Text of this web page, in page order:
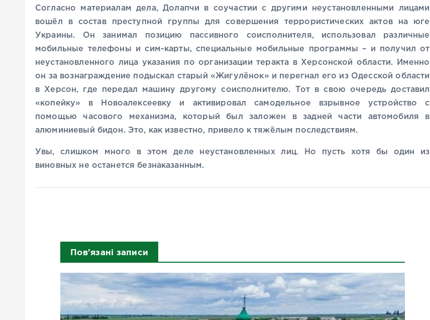
Согласно материалам дела, Долапчи в соучастии с другими неустановленными лицами
вошёл в состав преступной группы для совершения террористических актов на юге
Украины. Он занимал позицию пассивного соисполнителя, использовал различные
мобильные телефоны и сим-карты, специальные мобильные программы – и получил от
неустановленного лица указания по организации теракта в Херсонской области. Именно
он за вознаграждение подыскал старый «Жигулёнок» и перегнал его из Одесской области
в Херсон, где передал машину другому соисполнителю. Тот в свою очередь доставил
«копейку» в Новоалексеевку и активировал самодельное взрывное устройство с
помощью часового механизма, который был заложен в задней части автомобиля в
алюминиевый бидон. Это, как известно, привело к тяжёлым последствиям.
Увы, слишком много в этом деле неустановленных лиц. Но пусть хотя бы один из
виновных не останется безнаказанным.
Пов'язані записи